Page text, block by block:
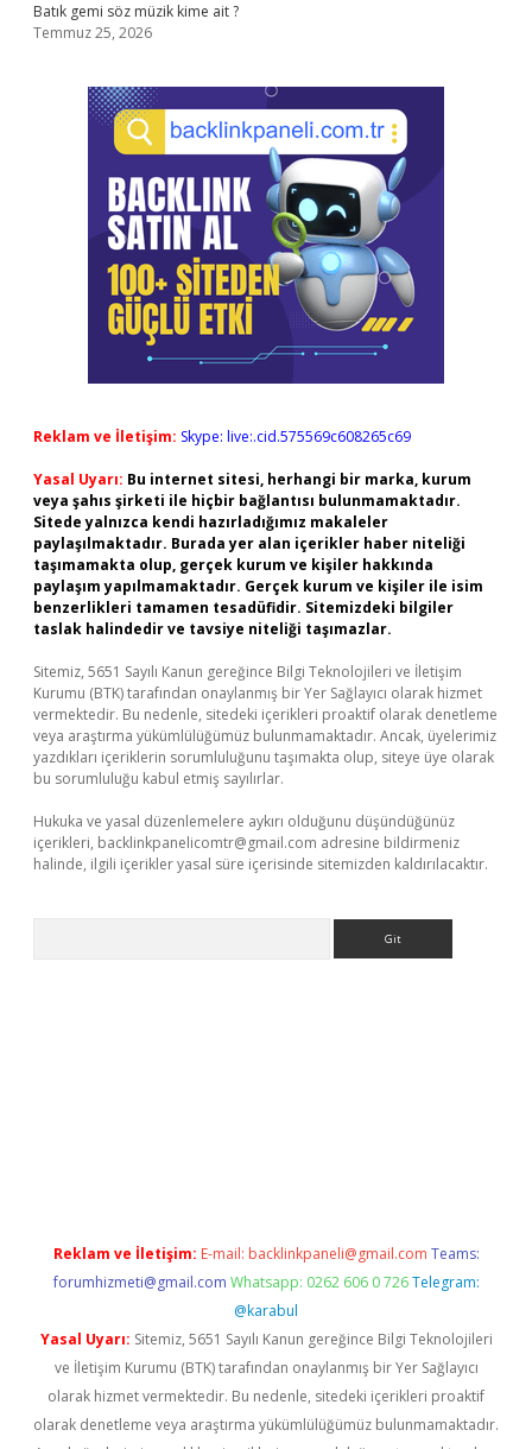
Batık gemi söz müzik kime ait ?
Temmuz 25, 2026
Reklam ve İletişim: Skype: live:.cid.575569c608265c69
Yasal Uyarı: Bu internet sitesi, herhangi bir marka, kurum
veya şahıs şirketi ile hiçbir bağlantısı bulunmamaktadır.
Sitede yalnızca kendi hazırladığımız makaleler
paylaşılmaktadır. Burada yer alan içerikler haber niteliği
taşımamakta olup, gerçek kurum ve kişiler hakkında
paylaşım yapılmamaktadır. Gerçek kurum ve kişiler ile isim
benzerlikleri tamamen tesadüfidir. Sitemizdeki bilgiler
taslak halindedir ve tavsiye niteliği taşımazlar.
Sitemiz, 5651 Sayılı Kanun gereğince Bilgi Teknolojileri ve İletişim
Kurumu (BTK) tarafından onaylanmış bir Yer Sağlayıcı olarak hizmet
vermektedir. Bu nedenle, sitedeki içerikleri proaktif olarak denetleme
veya araştırma yükümlülüğümüz bulunmamaktadır. Ancak, üyelerimiz
yazdıkları içeriklerin sorumluluğunu taşımakta olup, siteye üye olarak
bu sorumluluğu kabul etmiş sayılırlar.
Hukuka ve yasal düzenlemelere aykırı olduğunu düşündüğünüz
içerikleri, backlinkpanelicomtr@gmail.com adresine bildirmeniz
halinde, ilgili içerikler yasal süre içerisinde sitemizden kaldırılacaktır.
Reklam ve İletişim: E-mail: backlinkpaneli@gmail.com Teams:
forumhizmeti@gmail.com Whatsapp: 0262 606 0 726 Telegram:
@karabul
Yasal Uyarı: Sitemiz, 5651 Sayılı Kanun gereğince Bilgi Teknolojileri
ve İletişim Kurumu (BTK) tarafından onaylanmış bir Yer Sağlayıcı
olarak hizmet vermektedir. Bu nedenle, sitedeki içerikleri proaktif
olarak denetleme veya araştırma yükümlülüğümüz bulunmamaktadır.